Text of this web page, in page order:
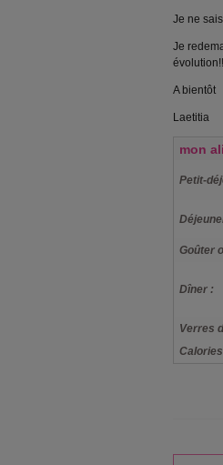
Je ne
Je
A bientôt
Laetitia
mon
Petit-
Goûter
Dîner :
Verres